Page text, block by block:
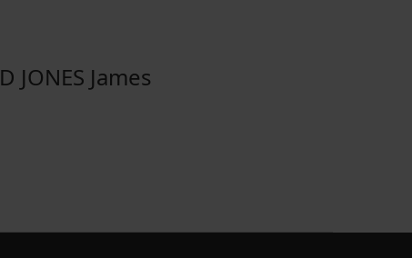
JONES James